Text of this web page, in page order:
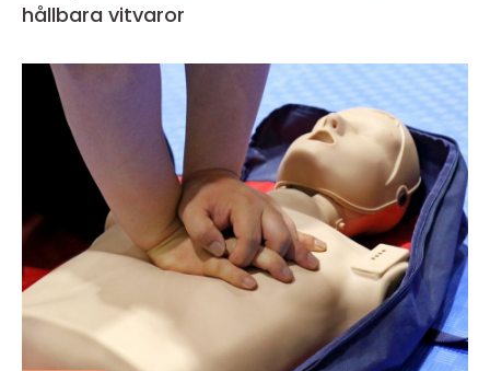
hållbara vitvaror